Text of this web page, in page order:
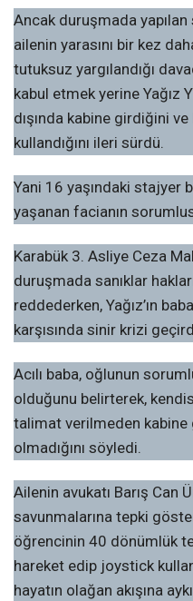
Ancak duruşmada yapılan
ailenin yarasını bir kez
tutuksuz yargılandığı
kabul etmek yerine Yağız
dışında kabine girdiğini
kullandığını ileri sürdü.
Yani 16 yaşındaki stajyer
yaşanan facianın
Karabük 3. Asliye Ceza
duruşmada sanıklar
reddederken, Yağız’ın
karşısında sinir krizi
Acılı baba, oğlunun
olduğunu belirterek,
talimat verilmeden
olmadığını söyledi.
Ailenin avukatı Barış Can
savunmalarına tepki
öğrencinin 40 dönümlük
hareket edip joystick
hayatın olağan akışına